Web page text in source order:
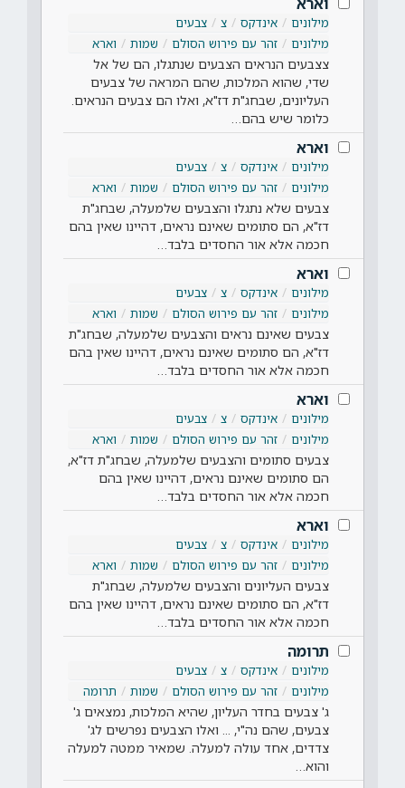
מילונים אינדקס צ
צבעים
מילונים
זהר עם פירוש הסולם שמות וארא
צצבעים הנראים הצבעים שנתגלו, הם של אל
שדי, שהוא המלכות, שהם המראה של צבעים
העליונים, שבחג"ת דז"א, ואלו הם צבעים הנראים.
כלומר שיש בהם…
וארא
מילונים אינדקס צ
צבעים
מילונים
זהר עם פירוש הסולם שמות וארא
צבעים שלא נתגלו והצבעים שלמעלה, שבחג"ת
דז"א, הם סתומים שאינם נראים, דהיינו שאין בהם
חכמה אלא אור החסדים בלבד…
וארא
מילונים אינדקס צ
צבעים
מילונים
זהר עם פירוש הסולם שמות וארא
צבעים שאינם נראים והצבעים שלמעלה, שבחג"ת
דז"א, הם סתומים שאינם נראים, דהיינו שאין בהם
חכמה אלא אור החסדים בלבד…
וארא
מילונים אינדקס צ
צבעים
מילונים
זהר עם פירוש הסולם שמות וארא
צבעים סתומים והצבעים שלמעלה, שבחג"ת דז"א,
הם סתומים שאינם נראים, דהיינו שאין בהם
חכמה אלא אור החסדים בלבד…
וארא
מילונים אינדקס צ
צבעים
מילונים
זהר עם פירוש הסולם שמות וארא
צבעים העליונים והצבעים שלמעלה, שבחג"ת
דז"א, הם סתומים שאינם נראים, דהיינו שאין בהם
חכמה אלא אור החסדים בלבד…
תרומה
מילונים אינדקס צ
צבעים
מילונים
זהר עם פירוש הסולם שמות תרומה
ג' צבעים בחדר העליון, שהיא המלכות, נמצאים ג'
צבעים, שהם נה"י, ... ואלו הצבעים נפרשים לג'
צדדים, אחד עולה למעלה. שמאיר ממטה למעלה
והוא…